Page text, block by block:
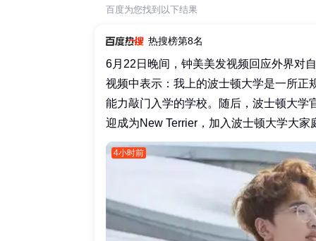
百度为您找到以下结果
热搜榜第8名
6月22日晚间，钟美美发视频回应外界对
视频中表示：我上的波士顿大学是一所正
能力敲门入学的学校。随后，波士顿大学
迎成为New Terrier，加入波士顿大学大家
4小时前